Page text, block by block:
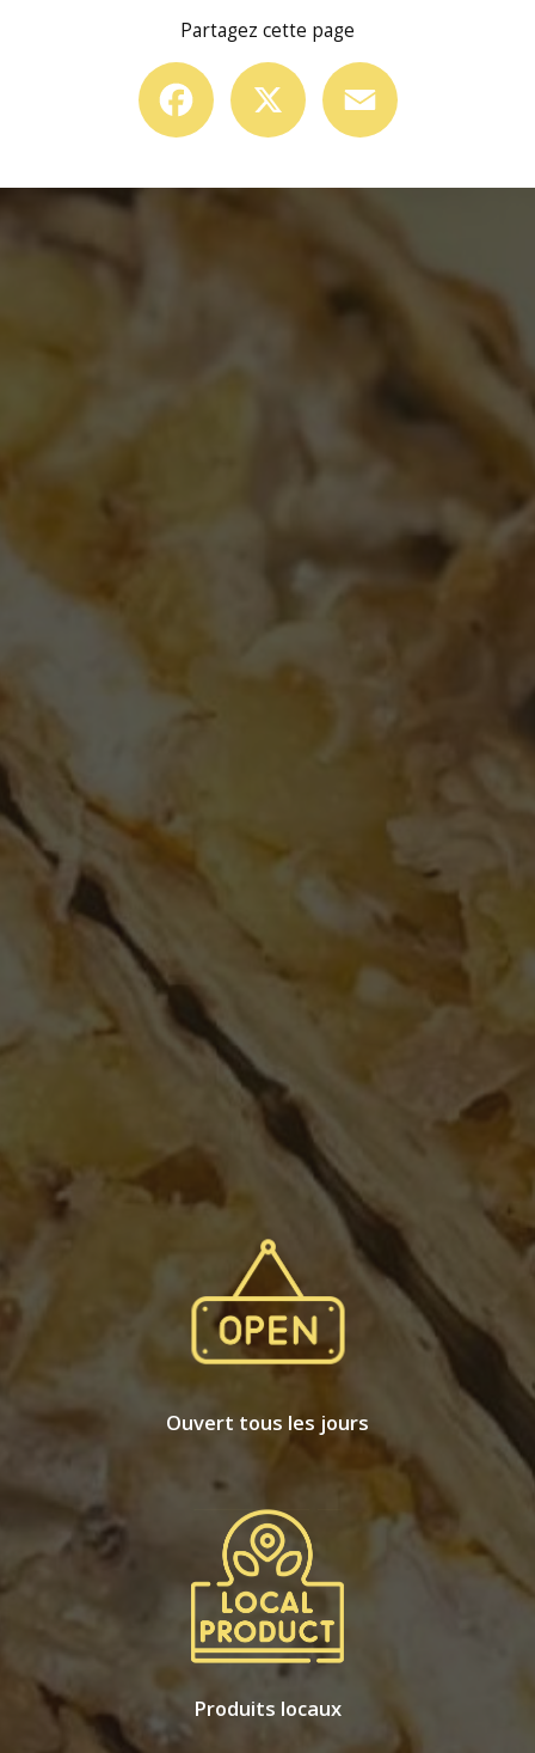
Partagez cette page
Facebook
Ouvert tous les jours
Produits locaux